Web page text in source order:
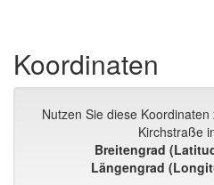
Koordinaten
Nutzen Sie diese
Kirchstraße
Breitengrad
Längengrad